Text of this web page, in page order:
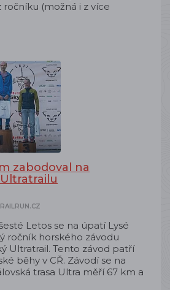
ročníku (možná i z více
zabodoval na
Letos se na úpatí Lysé
ročník horského závodu
Ultratrail. Tento závod patří
běhy v CŘ. Závodí se na
trasa Ultra měří 67 km a